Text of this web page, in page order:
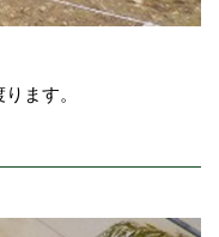
ます。